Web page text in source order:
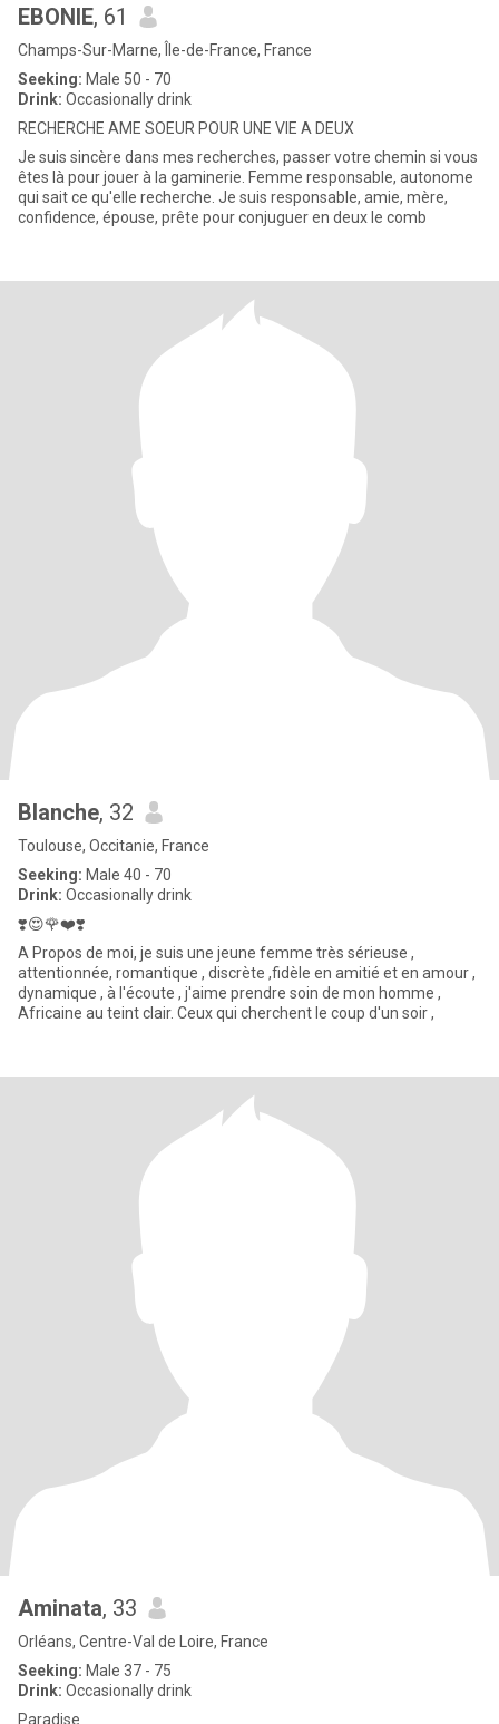
EBONIE, 61
Champs-Sur-Marne, Île-de-France, France
Seeking: Male 50 - 70
Drink: Occasionally drink
RECHERCHE AME SOEUR POUR UNE VIE A DEUX
Je suis sincère dans mes recherches, passer votre chemin si vous
êtes là pour jouer à la gaminerie. Femme responsable, autonome
qui sait ce qu'elle recherche. Je suis responsable, amie, mère,
confidence, épouse, prête pour conjuguer en deux le comb
Blanche, 32
Toulouse, Occitanie, France
Seeking: Male 40 - 70
Drink: Occasionally drink
❣️😍🌹❤️❣️
A Propos de moi, je suis une jeune femme très sérieuse ,
attentionnée, romantique , discrète ,fidèle en amitié et en amour ,
dynamique , à l'écoute , j'aime prendre soin de mon homme ,
Africaine au teint clair. Ceux qui cherchent le coup d'un soir ,
Aminata, 33
Orléans, Centre-Val de Loire, France
Seeking: Male 37 - 75
Drink: Occasionally drink
Paradise